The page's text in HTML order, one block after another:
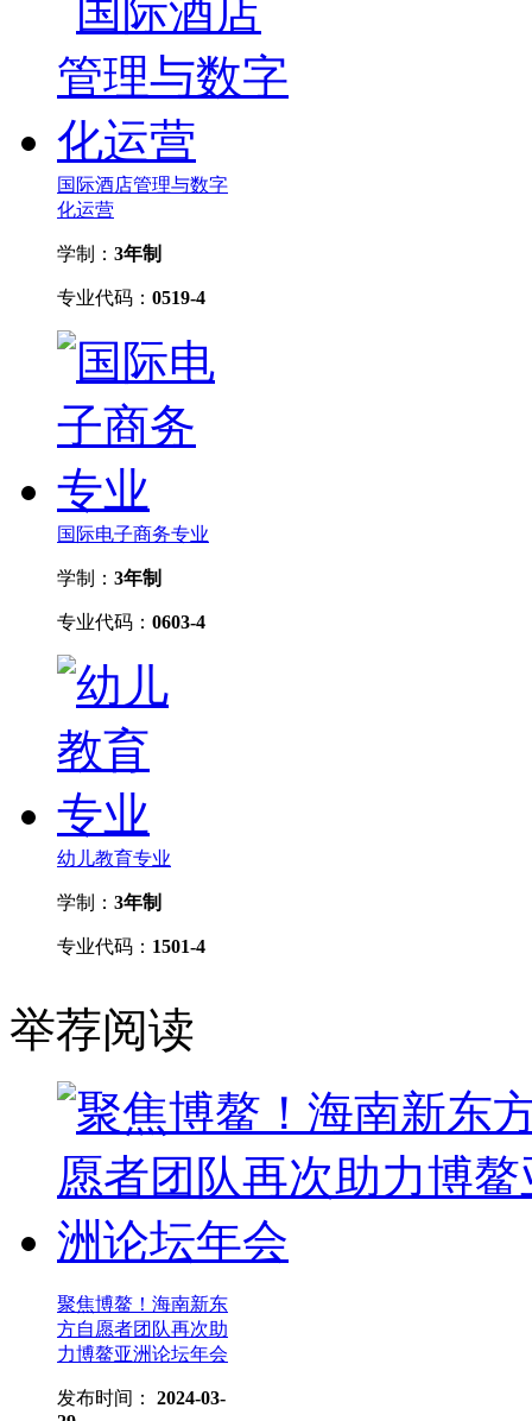
国际酒店管理与数字
化运营
学制： 3年制
专业代码： 0519-4
国际电子商务专业
学制： 3年制
专业代码： 0603-4
幼儿教育专业
学制： 3年制
专业代码： 1501-4
举荐阅读
聚焦博鳌！海南新东
方自愿者团队再次助
力博鳌亚洲论坛年会
发布时间： 2024-03-